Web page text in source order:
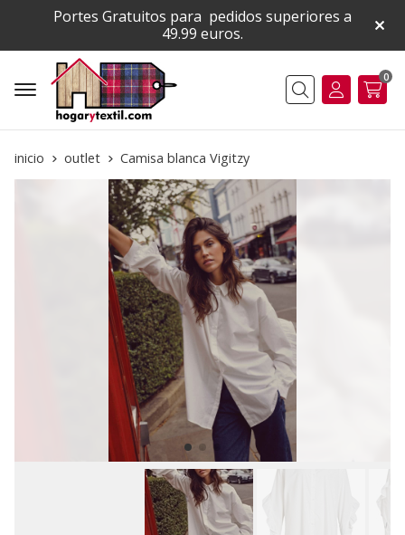
Portes Gratuitos para pedidos superiores a
49.99 euros.
Buscar
0
inicio outlet Camisa blanca Vigitzy